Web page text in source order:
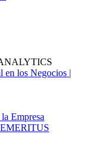
en los Negocios |
Empresa
EMERITUS